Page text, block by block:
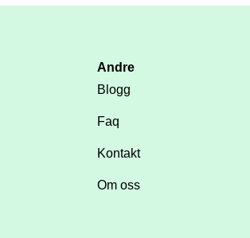
Andre
Blogg
Faq
Kontakt
Om oss